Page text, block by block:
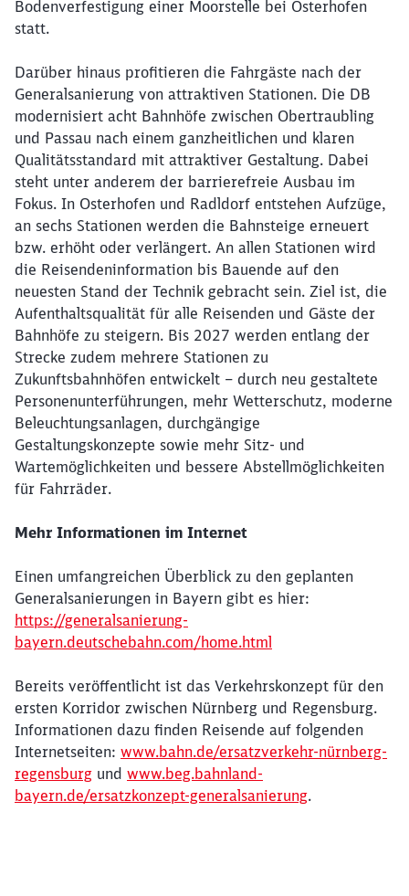
Bodenverfestigung einer Moorstelle bei Osterhofen
statt.
Darüber hinaus profitieren die Fahrgäste nach der
Generalsanierung von attraktiven Stationen. Die DB
modernisiert acht Bahnhöfe zwischen Obertraubling
und Passau nach einem ganzheitlichen und klaren
Qualitätsstandard mit attraktiver Gestaltung. Dabei
steht unter anderem der barrierefreie Ausbau im
Fokus. In Osterhofen und Radldorf entstehen Aufzüge,
an sechs Stationen werden die Bahnsteige erneuert
bzw. erhöht oder verlängert. An allen Stationen wird
die Reisendeninformation bis Bauende auf den
neuesten Stand der Technik gebracht sein. Ziel ist, die
Aufenthaltsqualität für alle Reisenden und Gäste der
Bahnhöfe zu steigern. Bis 2027 werden entlang der
Strecke zudem mehrere Stationen zu
Zukunftsbahnhöfen entwickelt – durch neu gestaltete
Personenunterführungen, mehr Wetterschutz, moderne
Beleuchtungsanlagen, durchgängige
Gestaltungskonzepte sowie mehr Sitz- und
Wartemöglichkeiten und bessere Abstellmöglichkeiten
für Fahrräder.
Mehr Informationen im Internet
Einen umfangreichen Überblick zu den geplanten
Generalsanierungen in Bayern gibt es hier:
https://generalsanierung-
bayern.deutschebahn.com/home.html
Bereits veröffentlicht ist das Verkehrskonzept für den
ersten Korridor zwischen Nürnberg und Regensburg.
Informationen dazu finden Reisende auf folgenden
Internetseiten: www.bahn.de/ersatzverkehr-nürnberg-
regensburg und www.beg.bahnland-
bayern.de/ersatzkonzept-generalsanierung.
werden?
Abbrechen Weiter